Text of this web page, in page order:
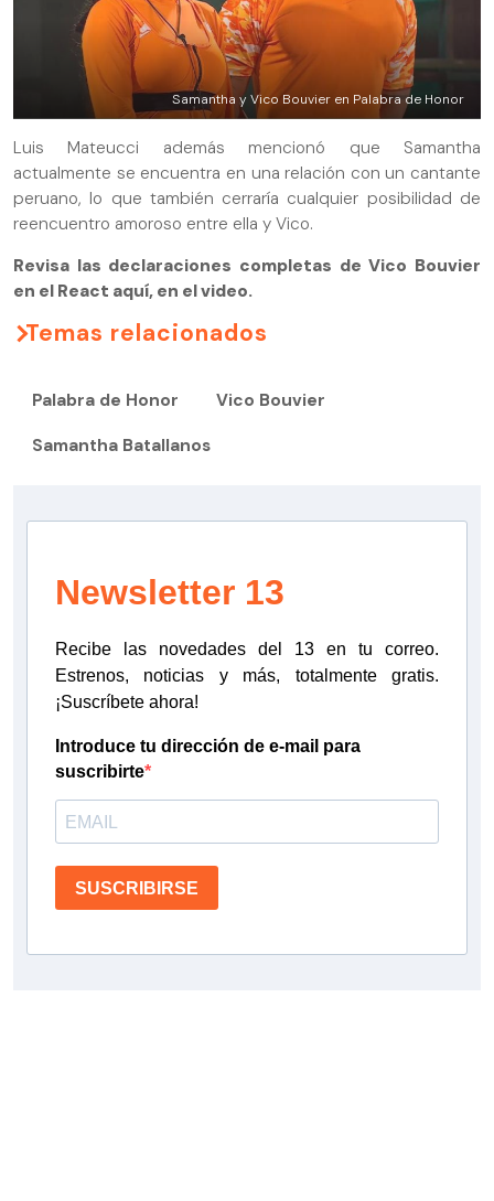
Samantha y Vico Bouvier en Palabra de Honor
Luis Mateucci además mencionó que Samantha
actualmente se encuentra en una relación con un cantante
peruano, lo que también cerraría cualquier posibilidad de
reencuentro amoroso entre ella y Vico.
Revisa las declaraciones completas de Vico Bouvier
en el React aquí, en el video.
Temas relacionados
Palabra de Honor Vico Bouvier
Samantha Batallanos
Newsletter 13
Recibe las novedades del 13 en tu correo.
Estrenos, noticias y más, totalmente gratis.
¡Suscríbete ahora!
Introduce tu dirección de e-mail para
suscribirte
SUSCRIBIRSE